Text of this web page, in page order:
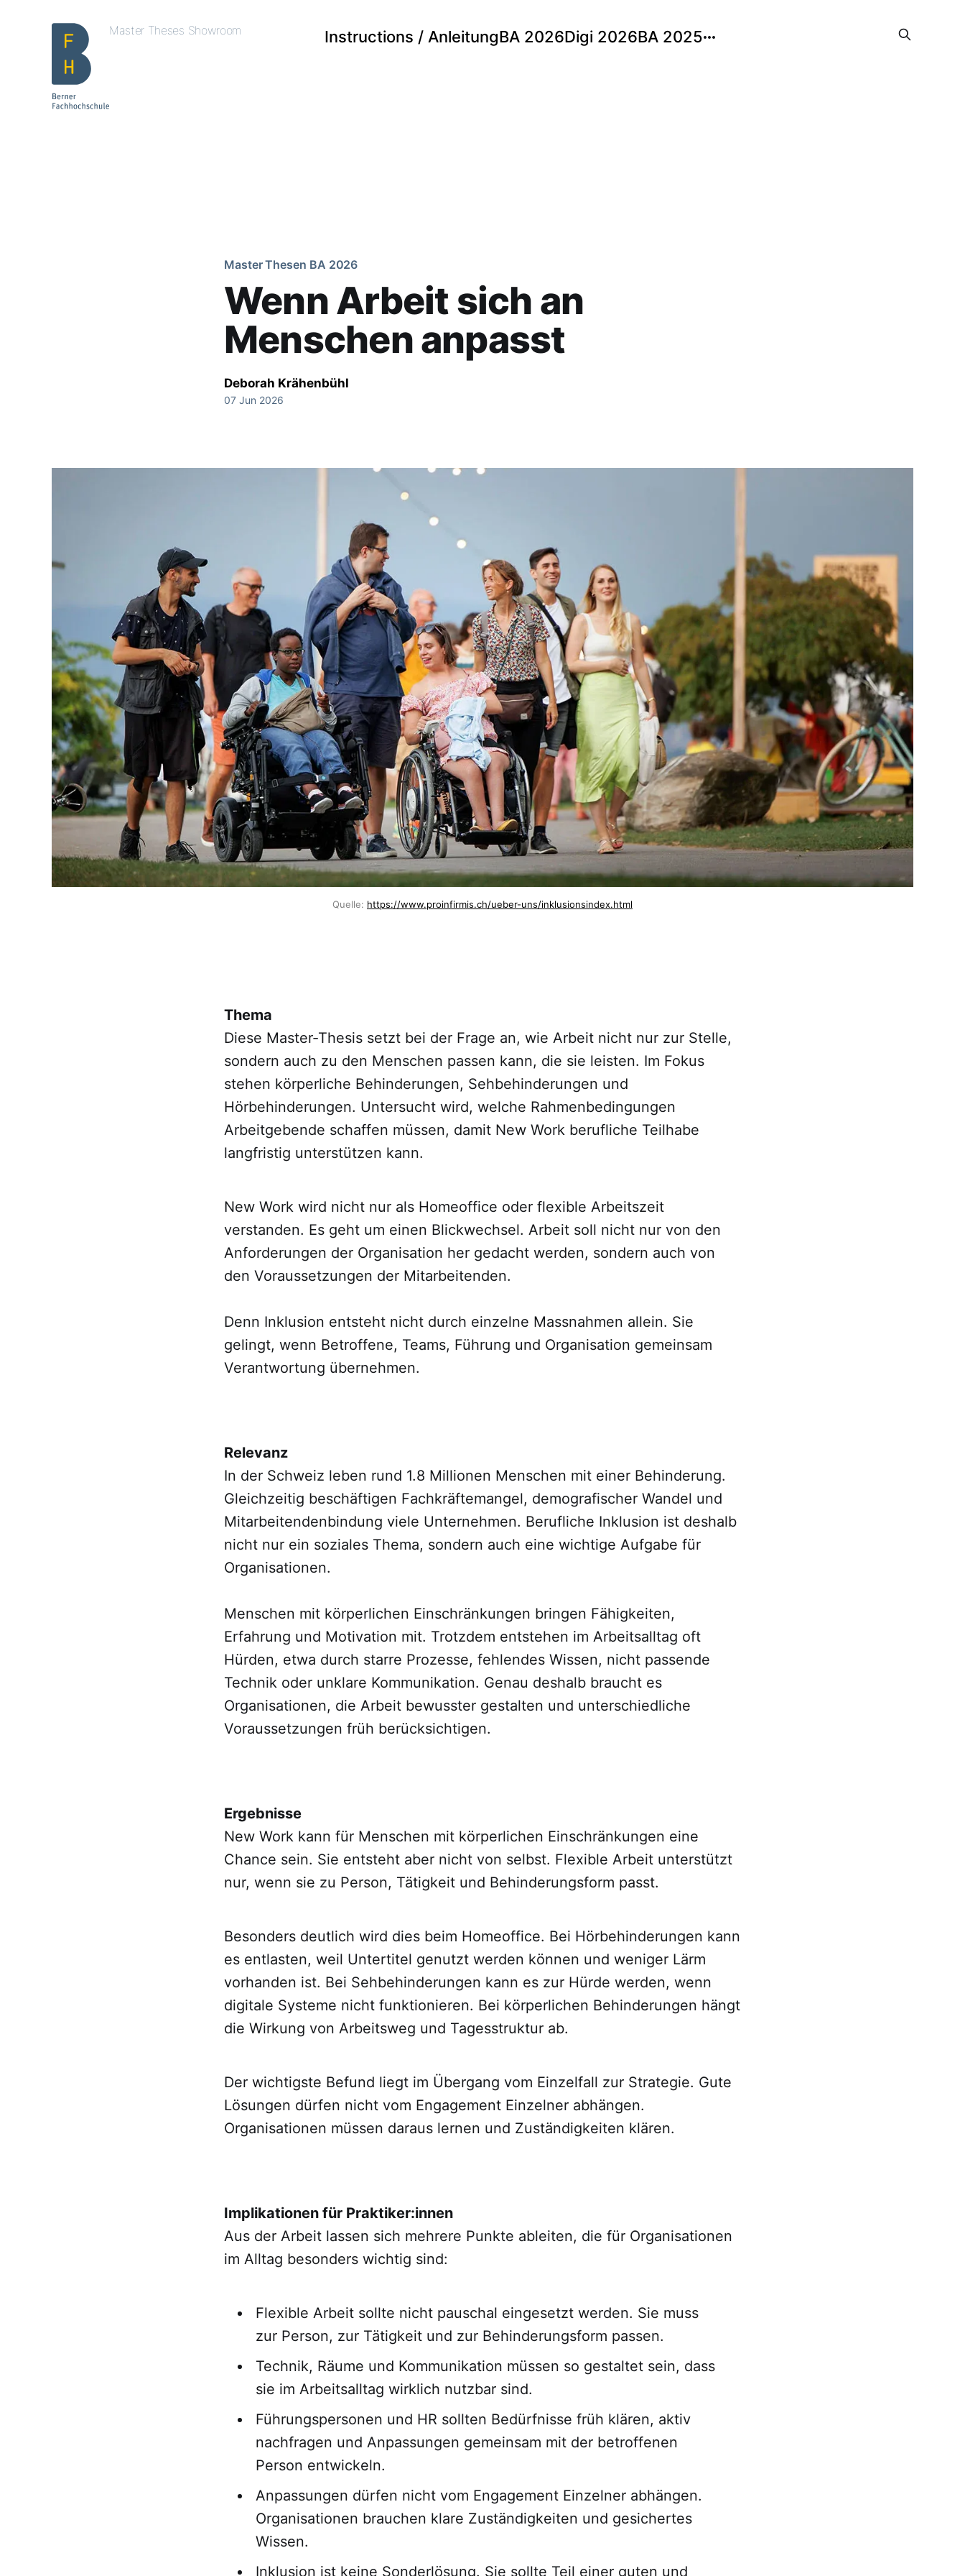
Master Theses Showroom Instructions / AnleitungBA 2026Digi 2026BA 2025
Master Thesen BA 2026
Wenn Arbeit sich an
Menschen anpasst
Deborah Krähenbühl
07 Jun 2026
Quelle: https://www.proinfirmis.ch/ueber-uns/inklusionsindex.html
Thema
Diese Master-Thesis setzt bei der Frage an, wie Arbeit nicht nur zur Stelle,
sondern auch zu den Menschen passen kann, die sie leisten. Im Fokus
stehen körperliche Behinderungen, Sehbehinderungen und
Hörbehinderungen. Untersucht wird, welche Rahmenbedingungen
Arbeitgebende schaffen müssen, damit New Work berufliche Teilhabe
langfristig unterstützen kann.
New Work wird nicht nur als Homeoffice oder flexible Arbeitszeit
verstanden. Es geht um einen Blickwechsel. Arbeit soll nicht nur von den
Anforderungen der Organisation her gedacht werden, sondern auch von
den Voraussetzungen der Mitarbeitenden.
Denn Inklusion entsteht nicht durch einzelne Massnahmen allein. Sie
gelingt, wenn Betroffene, Teams, Führung und Organisation gemeinsam
Verantwortung übernehmen.
Relevanz
In der Schweiz leben rund 1.8 Millionen Menschen mit einer Behinderung.
Gleichzeitig beschäftigen Fachkräftemangel, demografischer Wandel und
Mitarbeitendenbindung viele Unternehmen. Berufliche Inklusion ist deshalb
nicht nur ein soziales Thema, sondern auch eine wichtige Aufgabe für
Organisationen.
Menschen mit körperlichen Einschränkungen bringen Fähigkeiten,
Erfahrung und Motivation mit. Trotzdem entstehen im Arbeitsalltag oft
Hürden, etwa durch starre Prozesse, fehlendes Wissen, nicht passende
Technik oder unklare Kommunikation. Genau deshalb braucht es
Organisationen, die Arbeit bewusster gestalten und unterschiedliche
Voraussetzungen früh berücksichtigen.
Ergebnisse
New Work kann für Menschen mit körperlichen Einschränkungen eine
Chance sein. Sie entsteht aber nicht von selbst. Flexible Arbeit unterstützt
nur, wenn sie zu Person, Tätigkeit und Behinderungsform passt.
Besonders deutlich wird dies beim Homeoffice. Bei Hörbehinderungen kann
es entlasten, weil Untertitel genutzt werden können und weniger Lärm
vorhanden ist. Bei Sehbehinderungen kann es zur Hürde werden, wenn
digitale Systeme nicht funktionieren. Bei körperlichen Behinderungen hängt
die Wirkung von Arbeitsweg und Tagesstruktur ab.
Der wichtigste Befund liegt im Übergang vom Einzelfall zur Strategie. Gute
Lösungen dürfen nicht vom Engagement Einzelner abhängen.
Organisationen müssen daraus lernen und Zuständigkeiten klären.
Implikationen für Praktiker:innen
Aus der Arbeit lassen sich mehrere Punkte ableiten, die für Organisationen
im Alltag besonders wichtig sind:
Flexible Arbeit sollte nicht pauschal eingesetzt werden. Sie muss
zur Person, zur Tätigkeit und zur Behinderungsform passen.
Technik, Räume und Kommunikation müssen so gestaltet sein, dass
sie im Arbeitsalltag wirklich nutzbar sind.
Führungspersonen und HR sollten Bedürfnisse früh klären, aktiv
nachfragen und Anpassungen gemeinsam mit der betroffenen
Person entwickeln.
Anpassungen dürfen nicht vom Engagement Einzelner abhängen.
Organisationen brauchen klare Zuständigkeiten und gesichertes
Wissen.
Inklusion ist keine Sonderlösung. Sie sollte Teil einer guten und